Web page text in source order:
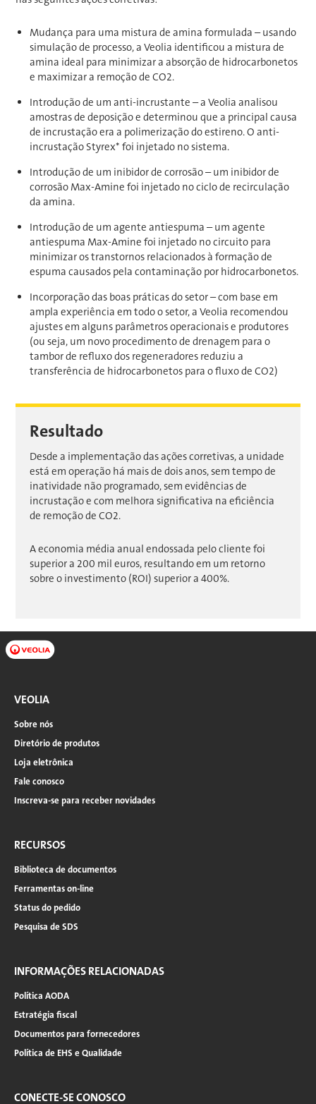
Mudança para uma mistura de amina formulada – usando
simulação de processo, a Veolia identificou a mistura de
amina ideal para minimizar a absorção de hidrocarbonetos
e maximizar a remoção de CO2.
Introdução de um anti-incrustante – a Veolia analisou
amostras de deposição e determinou que a principal causa
de incrustação era a polimerização do estireno. O anti-
incrustação Styrex* foi injetado no sistema.
Introdução de um inibidor de corrosão – um inibidor de
corrosão Max-Amine foi injetado no ciclo de recirculação
da amina.
Introdução de um agente antiespuma – um agente
antiespuma Max-Amine foi injetado no circuito para
minimizar os transtornos relacionados à formação de
espuma causados pela contaminação por hidrocarbonetos.
Incorporação das boas práticas do setor – com base em
ampla experiência em todo o setor, a Veolia recomendou
ajustes em alguns parâmetros operacionais e produtores
(ou seja, um novo procedimento de drenagem para o
tambor de refluxo dos regeneradores reduziu a
transferência de hidrocarbonetos para o fluxo de CO2)
Resultado
Desde a implementação das ações corretivas, a unidade
está em operação há mais de dois anos, sem tempo de
inatividade não programado, sem evidências de
incrustação e com melhora significativa na eficiência
de remoção de CO2.
A economia média anual endossada pelo cliente foi
superior a 200 mil euros, resultando em um retorno
sobre o investimento (ROI) superior a 400%.
VEOLIA
Sobre nós
Diretório de produtos
Loja eletrônica
Fale conosco
Inscreva-se para receber novidades
RECURSOS
Biblioteca de documentos
Ferramentas on-line
Status do pedido
Pesquisa de SDS
INFORMAÇÕES RELACIONADAS
Política AODA
Estratégia fiscal
Documentos para fornecedores
Política de EHS e Qualidade
CONECTE-SE CONOSCO